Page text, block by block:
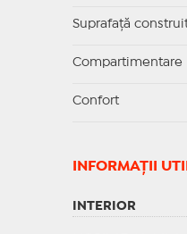
Suprafaţă
Compartimentare
Confort
INFORMAŢII
INTERIOR